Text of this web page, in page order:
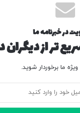
در خبرنامه ما
تر از دیگران
ما برخوردار شوید.